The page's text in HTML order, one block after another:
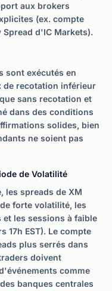
aux brokers
(ex. compte
Spread d'IC Markets).
sont exécutés en
de recotation inférieur
sans recotation et
dans des conditions
solides, bien
ne soient pas
de Volatilité
les spreads de XM
forte volatilité, les
les sessions à faible
17h EST). Le compte
plus serrés dans
doivent
comme
banques centrales